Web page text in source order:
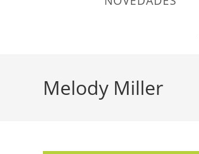
Melody Miller